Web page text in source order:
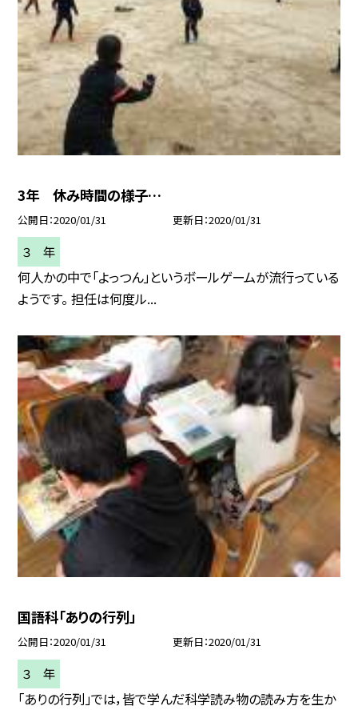
3年 休み時間の様子…
公開日 2020/01/31 更新日 2020/01/31
３ 年
何人かの中で「よっつん」というボールゲームが流行っている
ようです。 担任は何度ル...
国語科「ありの行列」
公開日 2020/01/31 更新日 2020/01/31
３ 年
「ありの行列」では，皆で学んだ科学読み物の読み方を生か